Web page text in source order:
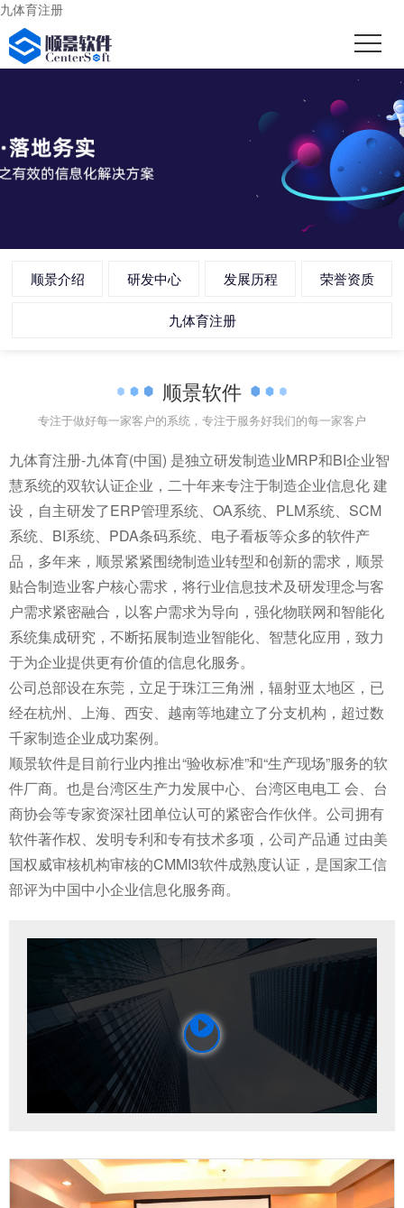
九体育注册
顺景介绍 研发中心 发展历程 荣誉资质
九体育注册
顺景软件
专注于做好每一家客户的系统，专注于服务好我们的每一家客户
九体育注册-九体育(中国) 是独立研发制造业MRP和BI企业智
慧系统的双软认证企业，二十年来专注于制造企业信息化 建
设，自主研发了ERP管理系统、OA系统、PLM系统、SCM
系统、BI系统、PDA条码系统、电子看板等众多的软件产
品，多年来，顺景紧紧围绕制造业转型和创新的需求，顺景
贴合制造业客户核心需求，将行业信息技术及研发理念与客
户需求紧密融合，以客户需求为导向，强化物联网和智能化
系统集成研究，不断拓展制造业智能化、智慧化应用，致力
于为企业提供更有价值的信息化服务。
公司总部设在东莞，立足于珠江三角洲，辐射亚太地区，已
经在杭州、上海、西安、越南等地建立了分支机构，超过数
千家制造企业成功案例。
顺景软件是目前行业内推出“验收标准”和“生产现场”服务的软
件厂商。也是台湾区生产力发展中心、台湾区电电工 会、台
商协会等专家资深社团单位认可的紧密合作伙伴。公司拥有
软件著作权、发明专利和专有技术多项，公司产品通 过由美
国权威审核机构审核的CMMI3软件成熟度认证，是国家工信
部评为中国中小企业信息化服务商。
